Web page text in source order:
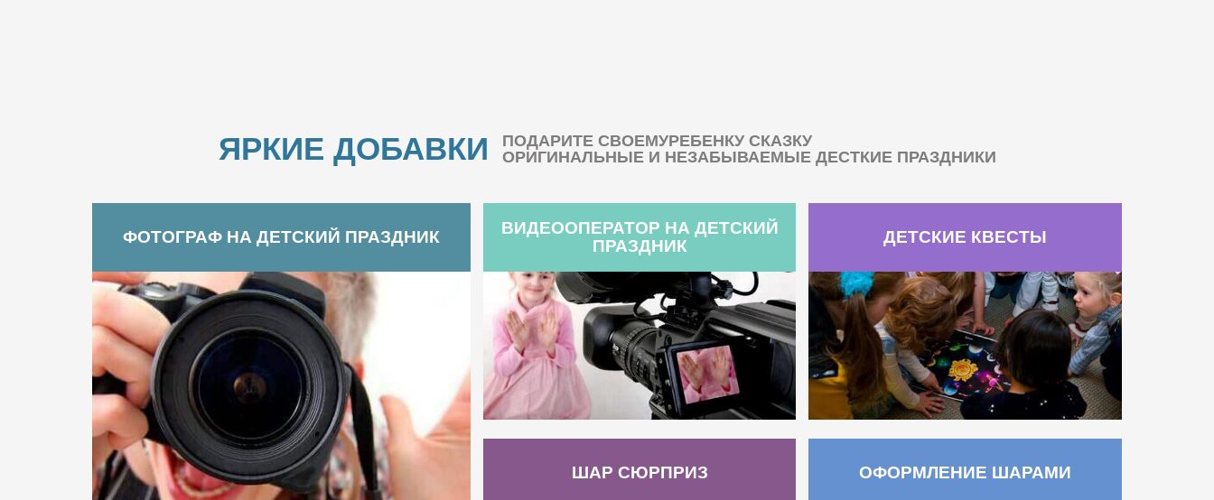
ЯРКИЕ ДОБАВКИ
ПОДАРИТЕ СВОЕМУРЕБЕНКУ СКАЗКУ
ОРИГИНАЛЬНЫЕ И НЕЗАБЫВАЕМЫЕ ДЕСТКИЕ ПРАЗДНИКИ
ФОТОГРАФ НА ДЕТСКИЙ ПРАЗДНИК
ВИДЕООПЕРАТОР НА ДЕТСКИЙ
ПРАЗДНИК
ДЕТСКИЕ КВЕСТЫ
ШАР СЮРПРИЗ ОФОРМЛЕНИЕ ШАРАМИ